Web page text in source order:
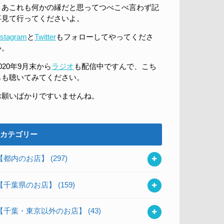
あこれも何かの縁だと思ってつべこべ言わず記
て行ってくださいよ。
とTwitterもフォローしてやってくださ
年9月末からラジオも配信中ですんで、こち
聴いてみてください。
いばかりですいませんね。
カテゴリー
都内のお店】 (297)
千葉県のお店】 (159)
千葉・東京以外のお店】 (43)